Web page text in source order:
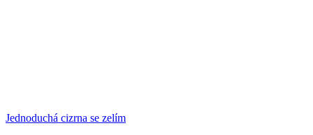
Jednoduchá cizrna se zelím